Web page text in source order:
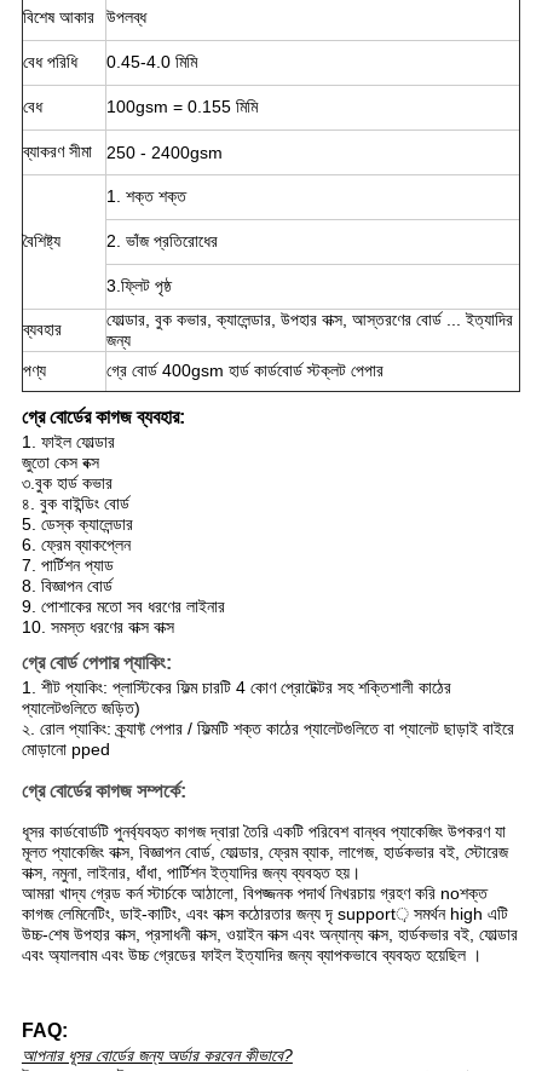
বিশেষ আকার উপলব্ধ
বেধ পরিধি 0.45-4.0 মিমি
বেধ 100gsm = 0.155 মিমি
ব্যাকরণ সীমা 250 - 2400gsm
বৈশিষ্ট্য
1. শক্ত শক্ত
2. ভাঁজ প্রতিরোধের
3.ফ্লিট পৃষ্ঠ
ব্যবহার
ফোল্ডার, বুক কভার, ক্যালেন্ডার, উপহার বাক্স, আস্তরণের বোর্ড ... ইত্যাদির
জন্য
পণ্য
গ্রে বোর্ড 400gsm হার্ড কার্ডবোর্ড স্টক্লট পেপার
গ্রে বোর্ডের কাগজ ব্যবহার:
1. ফাইল ফোল্ডার
জুতো কেস বক্স
৩.বুক হার্ড কভার
৪. বুক বাইন্ডিং বোর্ড
5. ডেস্ক ক্যালেন্ডার
6. ফ্রেম ব্যাকপ্লেন
7. পার্টিশন প্যাড
8. বিজ্ঞাপন বোর্ড
9. পোশাকের মতো সব ধরণের লাইনার
10. সমস্ত ধরণের বাক্স বাক্স
গ্রে বোর্ড পেপার প্যাকিং:
1. শীট প্যাকিং: প্লাস্টিকের ফিল্ম চারটি 4 কোণ প্রোটেক্টর সহ শক্তিশালী কাঠের
প্যালেটগুলিতে জড়িত)
২. রোল প্যাকিং: ক্র্যাফ্ট পেপার / ফিল্মটি শক্ত কাঠের প্যালেটগুলিতে বা প্যালেট ছাড়াই বাইরে
মোড়ানো pped
গ্রে বোর্ডের কাগজ সম্পর্কে:
ধূসর কার্ডবোর্ডটি পুনর্ব্যবহৃত কাগজ দ্বারা তৈরি একটি পরিবেশ বান্ধব প্যাকেজিং উপকরণ যা
মূলত প্যাকেজিং বাক্স, বিজ্ঞাপন বোর্ড, ফোল্ডার, ফ্রেম ব্যাক, লাগেজ, হার্ডকভার বই, স্টোরেজ
বাক্স, নমুনা, লাইনার, ধাঁধা, পার্টিশন ইত্যাদির জন্য ব্যবহৃত হয়।
আমরা খাদ্য গ্রেড কর্ন স্টার্চকে আঠালো, বিপজ্জনক পদার্থ নিখরচায় গ্রহণ করি noশক্ত
কাগজ লেমিনেটিং, ডাই-কাটিং, এবং বাক্স কঠোরতার জন্য দৃ support় সমর্থন high এটি
উচ্চ-শেষ উপহার বাক্স, প্রসাধনী বাক্স, ওয়াইন বাক্স এবং অন্যান্য বাক্স, হার্ডকভার বই, ফোল্ডার
এবং অ্যালবাম এবং উচ্চ গ্রেডের ফাইল ইত্যাদির জন্য ব্যাপকভাবে ব্যবহৃত হয়েছিল ।
FAQ:
আপনার ধূসর বোর্ডের জন্য অর্ডার করবেন কীভাবে?